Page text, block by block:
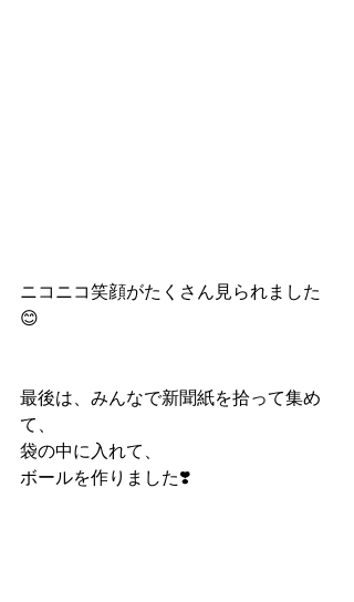
ニコニコ笑顔がたくさん見られました
😊
最後は、みんなで新聞紙を拾って集め
て、
袋の中に入れて、
ボールを作りました❣️